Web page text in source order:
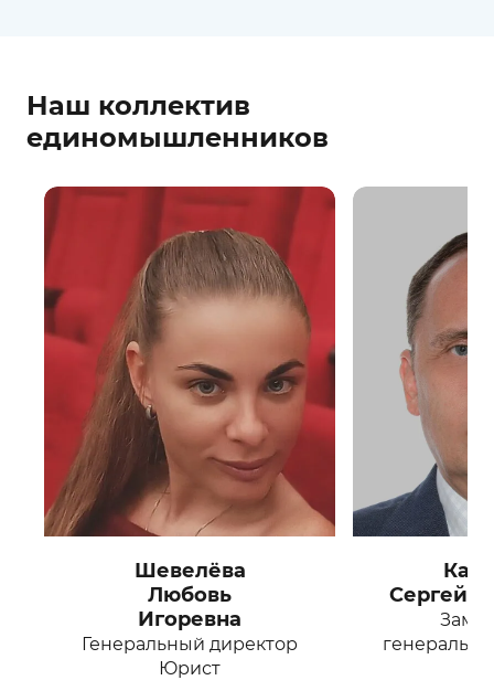
Наш коллектив
единомышленников
Шевелёва
Любовь
Игоревна
Генеральный директор
Юрист
Сергей